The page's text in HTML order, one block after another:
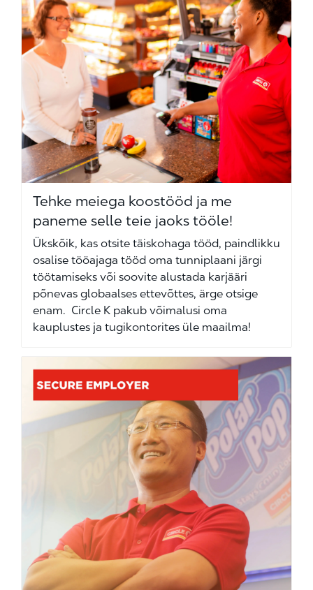
Tehke meiega koostööd ja me
paneme selle teie jaoks tööle!
Ükskõik, kas otsite täiskohaga tööd, paindlikku
osalise tööajaga tööd oma tunniplaani järgi
töötamiseks või soovite alustada karjääri
põnevas globaalses ettevõttes, ärge otsige
enam. Circle K pakub võimalusi oma
kauplustes ja tugikontorites üle maailma!